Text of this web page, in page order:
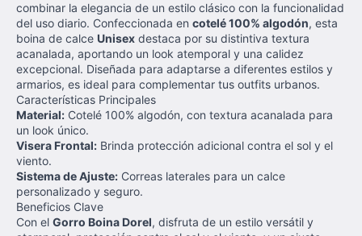
combinar la elegancia de un estilo clásico con la funcionalidad
del uso diario. Confeccionada en cotelé 100% algodón, esta
boina de calce Unisex destaca por su distintiva textura
acanalada, aportando un look atemporal y una calidez
excepcional. Diseñada para adaptarse a diferentes estilos y
armarios, es ideal para complementar tus outfits urbanos.
Características Principales
Material: Cotelé 100% algodón, con textura acanalada para
un look único.
Visera Frontal: Brinda protección adicional contra el sol y el
viento.
Sistema de Ajuste: Correas laterales para un calce
personalizado y seguro.
Beneficios Clave
Con el Gorro Boina Dorel, disfruta de un estilo versátil y